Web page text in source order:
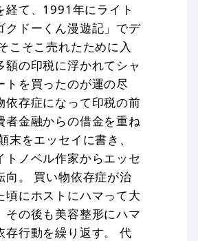
経て、1991年にライト
クドーくん漫遊記」でデ
こそこ売れたために入
額の印税に浮かれてシャ
トを買ったのが運の尽
依存症になって印税の前
者金融からの借金を重ね
末をエッセイに書き、
トノベル作家からエッセ
向。 買い物依存症が治
頃にホストにハマって大
その後も美容整形にハマ
存行動を繰り返す。 代